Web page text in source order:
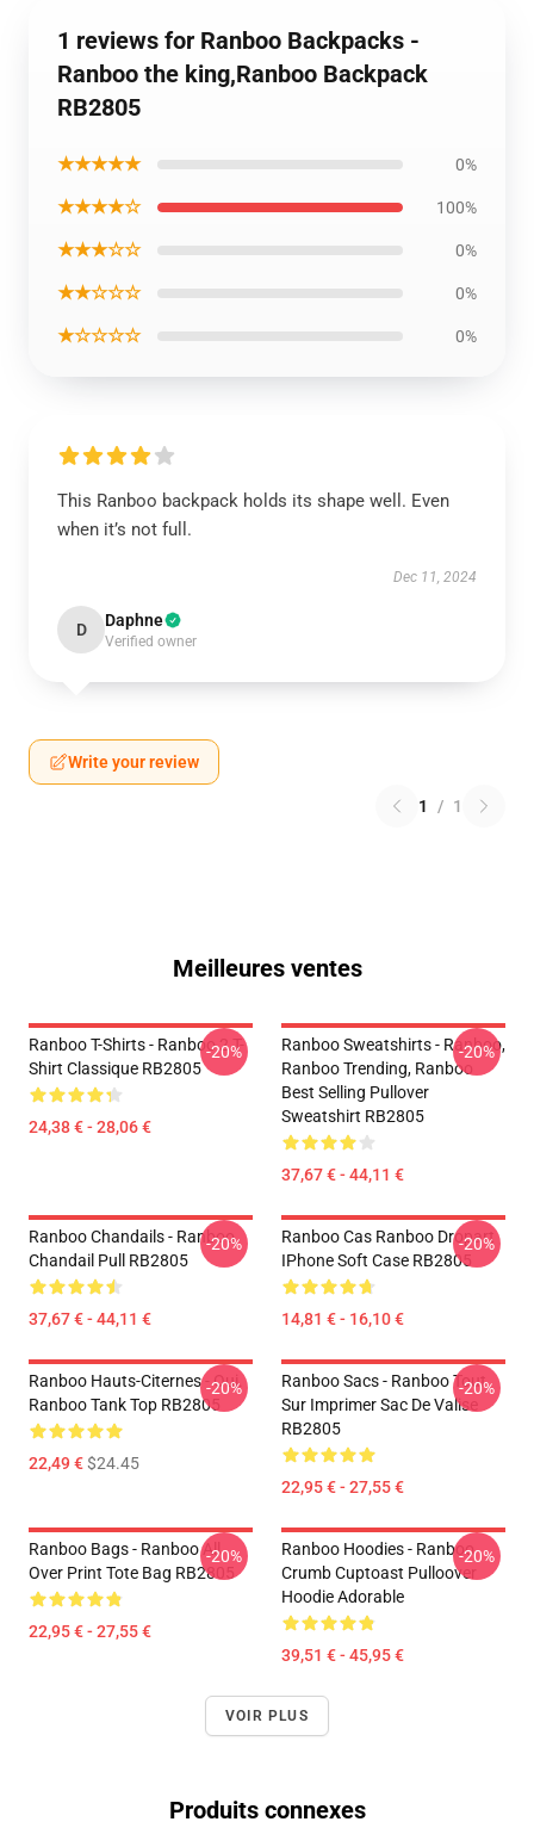
1 reviews for Ranboo Backpacks -
Ranboo the king,Ranboo Backpack
RB2805
★★★★★ 0%
★★★★☆ 100%
★★★☆☆ 0%
★★☆☆☆ 0%
★☆☆☆☆ 0%
This Ranboo backpack holds its shape well. Even
when it’s not full.
Dec 11, 2024
D Daphne
Verified owner
Write your review
1 / 1
Meilleures ventes
Ranboo T-Shirts - Ranboo 2 T-
Shirt Classique RB2805
24,38 € - 28,06 €
-20%
Ranboo Sweatshirts - Ranboo,
Ranboo Trending, Ranboo
Best Selling Pullover
Sweatshirt RB2805
37,67 € - 44,11 €
-20%
Ranboo Chandails - Ranboo
Chandail Pull RB2805
37,67 € - 44,11 €
-20%
Ranboo Cas Ranboo Dropart
IPhone Soft Case RB2805
14,81 € - 16,10 €
-20%
Ranboo Hauts-Citernes - Oui.
Ranboo Tank Top RB2805
22,49 €$24.45
-20%
Ranboo Sacs - Ranboo Tout
Sur Imprimer Sac De Valise
RB2805
22,95 € - 27,55 €
-20%
Ranboo Bags - Ranboo All
Over Print Tote Bag RB2805
22,95 € - 27,55 €
-20%
Ranboo Hoodies - Ranboo
Crumb Cuptoast Pulloover
Hoodie Adorable
39,51 € - 45,95 €
-20%
VOIR PLUS
Produits connexes